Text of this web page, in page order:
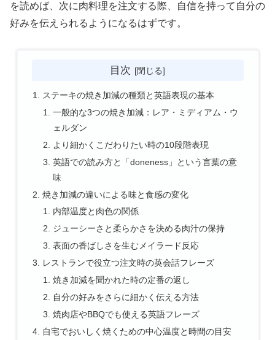
を読めば、次に肉料理を注文する際、自信を持って自分の
好みを伝えられるようになるはずです。
目次
ステーキの焼き加減の種類と英語表現の基本
一般的な3つの焼き加減：レア・ミディアム・ウ
ェルダン
より細かくこだわりたい時の10段階表現
英語での読み方と「doneness」という言葉の意
味
焼き加減の違いによる味と食感の変化
内部温度と肉色の関係
ジューシーさと柔らかさを決める肉汁の保持
表面の香ばしさを生むメイラード反応
レストランで役立つ注文時の英会話フレーズ
焼き加減を聞かれた時の定番の返し
自分の好みをさらに細かく伝える方法
焼肉店やBBQでも使える英語フレーズ
自宅でおいしく焼くための中心温度と時間の目安